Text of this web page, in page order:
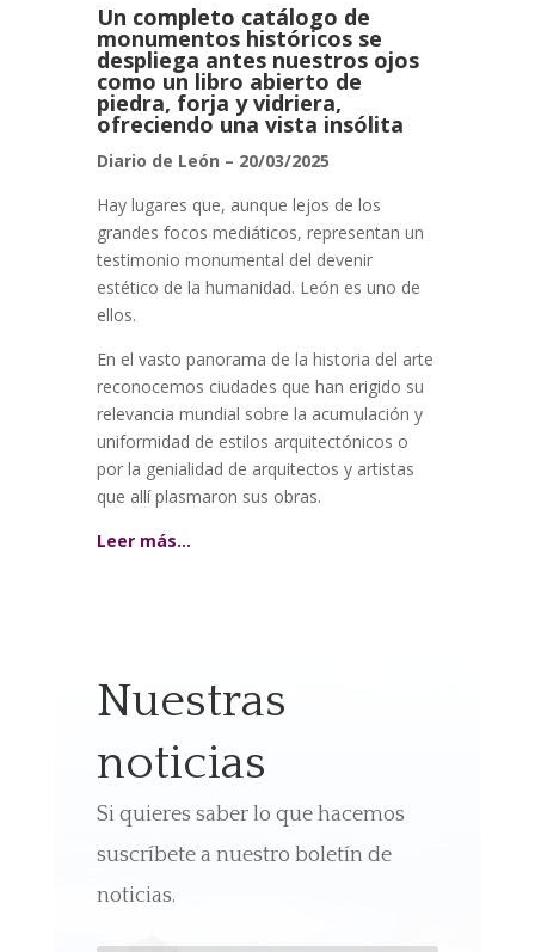
Un completo catálogo de
monumentos históricos se
despliega antes nuestros ojos
como un libro abierto de
piedra, forja y vidriera,
ofreciendo una vista insólita
Diario de León – 20/03/2025
Hay lugares que, aunque lejos de los
grandes focos mediáticos, representan un
testimonio monumental del devenir
estético de la humanidad. León es uno de
ellos.
En el vasto panorama de la historia del arte
reconocemos ciudades que han erigido su
relevancia mundial sobre la acumulación y
uniformidad de estilos arquitectónicos o
por la genialidad de arquitectos y artistas
que allí plasmaron sus obras.
Leer más…
Nuestras
noticias
Si quieres saber lo que hacemos
suscríbete a nuestro boletín de
noticias.